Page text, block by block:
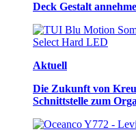
Deck Gestalt
Aktuell
Die Zukunft von
Schnittstelle zum